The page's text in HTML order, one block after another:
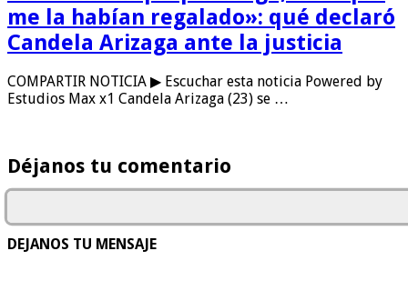
me la habían regalado»: qué declaró
Candela Arizaga ante la justicia
COMPARTIR NOTICIA ▶ Escuchar esta noticia Powered by
Estudios Max x1 Candela Arizaga (23) se …
Déjanos tu comentario
DEJANOS TU MENSAJE